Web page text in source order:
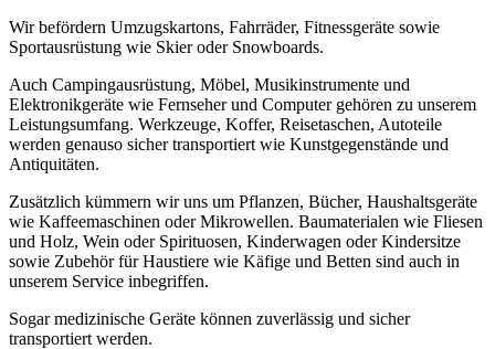
Wir befördern Umzugskartons, Fahrräder, Fitnessgeräte sowie
Sportausrüstung wie Skier oder Snowboards.
Auch Campingausrüstung, Möbel, Musikinstrumente und
Elektronikgeräte wie Fernseher und Computer gehören zu unserem
Leistungsumfang. Werkzeuge, Koffer, Reisetaschen, Autoteile
werden genauso sicher transportiert wie Kunstgegenstände und
Antiquitäten.
Zusätzlich kümmern wir uns um Pflanzen, Bücher, Haushaltsgeräte
wie Kaffeemaschinen oder Mikrowellen. Baumaterialen wie Fliesen
und Holz, Wein oder Spirituosen, Kinderwagen oder Kindersitze
sowie Zubehör für Haustiere wie Käfige und Betten sind auch in
unserem Service inbegriffen.
Sogar medizinische Geräte können zuverlässig und sicher
transportiert werden.